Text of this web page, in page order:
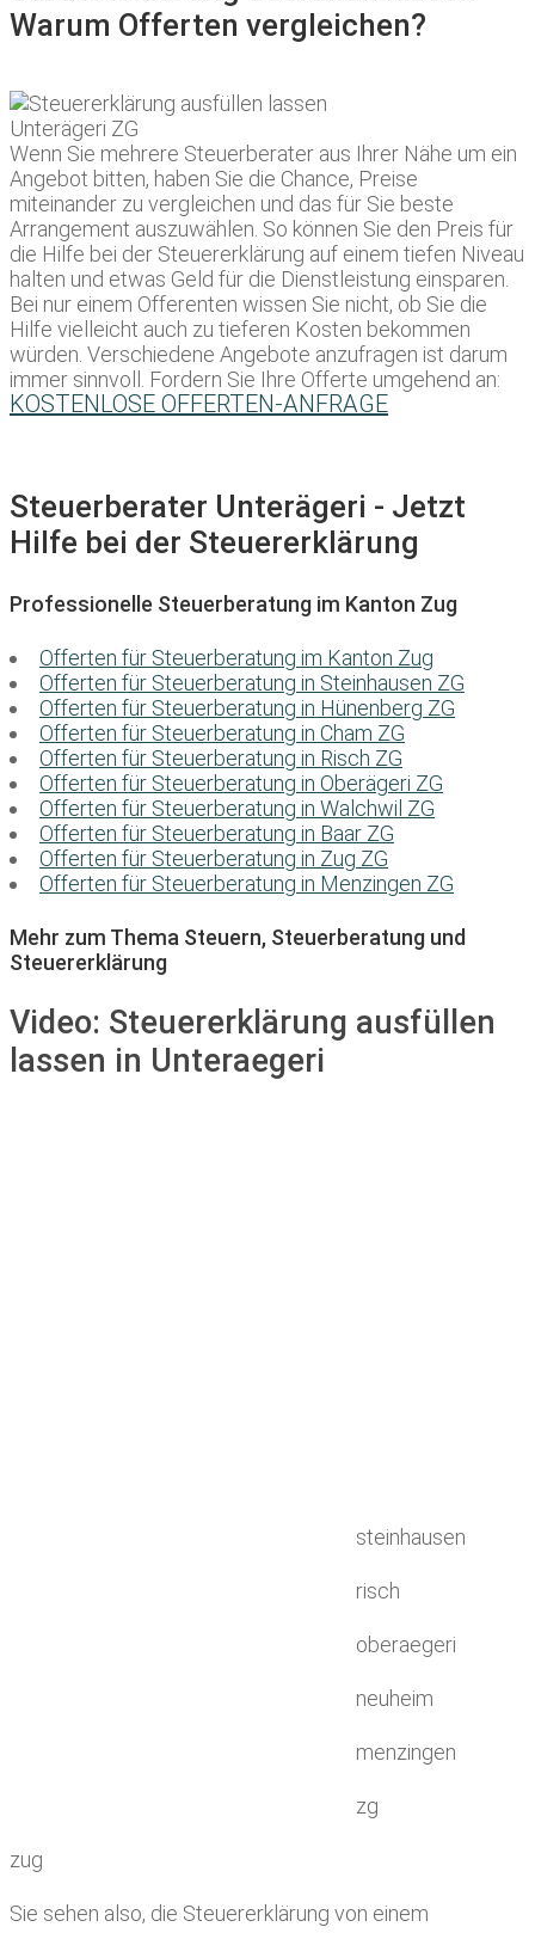
Warum Offerten vergleichen?
Wenn Sie mehrere Steuerberater aus Ihrer Nähe um ein
Angebot bitten, haben Sie die Chance, Preise
miteinander zu vergleichen und das für Sie beste
Arrangement auszuwählen. So können Sie den Preis für
die Hilfe bei der Steuererklärung auf einem tiefen Niveau
halten und etwas Geld für die Dienstleistung einsparen.
Bei nur einem Offerenten wissen Sie nicht, ob Sie die
Hilfe vielleicht auch zu tieferen Kosten bekommen
würden. Verschiedene Angebote anzufragen ist darum
immer sinnvoll. Fordern Sie Ihre Offerte umgehend an:
KOSTENLOSE OFFERTEN-ANFRAGE
Steuerberater Unterägeri - Jetzt
Hilfe bei der Steuererklärung
Professionelle Steuerberatung im Kanton Zug
Offerten für Steuerberatung im Kanton Zug
Offerten für Steuerberatung in Steinhausen ZG
Offerten für Steuerberatung in Hünenberg ZG
Offerten für Steuerberatung in Cham ZG
Offerten für Steuerberatung in Risch ZG
Offerten für Steuerberatung in Oberägeri ZG
Offerten für Steuerberatung in Walchwil ZG
Offerten für Steuerberatung in Baar ZG
Offerten für Steuerberatung in Zug ZG
Offerten für Steuerberatung in Menzingen ZG
Mehr zum Thema Steuern, Steuerberatung und
Steuererklärung
Video: Steuererklärung ausfüllen
lassen in Unteraegeri
steinhausen
risch
oberaegeri
neuheim
menzingen
zg
zug
Sie sehen also, die Steuererklärung von einem